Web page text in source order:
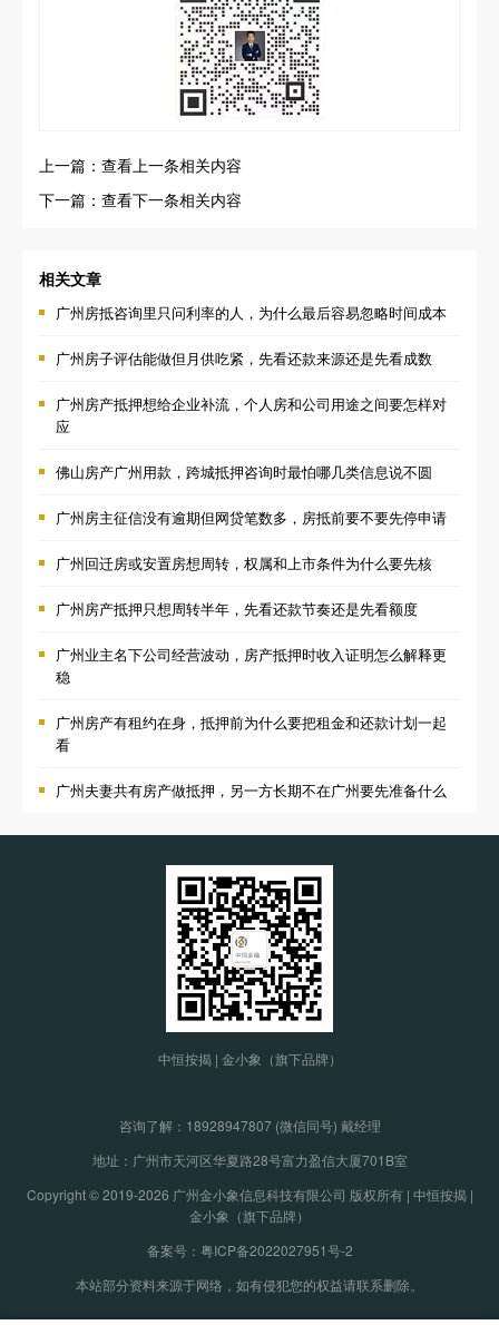
上一篇：查看上一条相关内容
下一篇：查看下一条相关内容
相关文章
广州房抵咨询里只问利率的人，为什么最后容易忽略时间成本
广州房子评估能做但月供吃紧，先看还款来源还是先看成数
广州房产抵押想给企业补流，个人房和公司用途之间要怎样对
应
佛山房产广州用款，跨城抵押咨询时最怕哪几类信息说不圆
广州房主征信没有逾期但网贷笔数多，房抵前要不要先停申请
广州回迁房或安置房想周转，权属和上市条件为什么要先核
广州房产抵押只想周转半年，先看还款节奏还是先看额度
广州业主名下公司经营波动，房产抵押时收入证明怎么解释更
稳
广州房产有租约在身，抵押前为什么要把租金和还款计划一起
看
广州夫妻共有房产做抵押，另一方长期不在广州要先准备什么
中恒按揭 | 金小象（旗下品牌）
咨询了解： 18928947807 (微信同号) 戴经理
地址：广州市天河区华夏路28号富力盈信大厦701B室
Copyright © 2019-2026 广州金小象信息科技有限公司 版权所有 | 中恒按揭 |
金小象（旗下品牌）
备案号：粤ICP备2022027951号-2
本站部分资料来源于网络，如有侵犯您的权益请联系删除。